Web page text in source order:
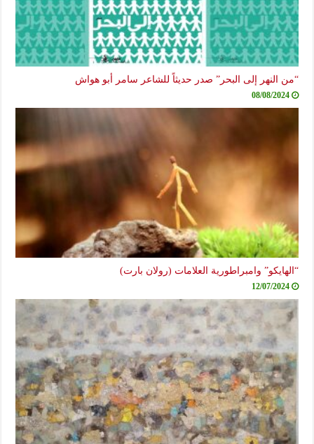
“من النهر إلى البحر” صدر حديثاً للشاعر سامر أبو هواش
08/08/2024
“الهايكو” وامبراطورية العلامات (رولان بارت)
12/07/2024